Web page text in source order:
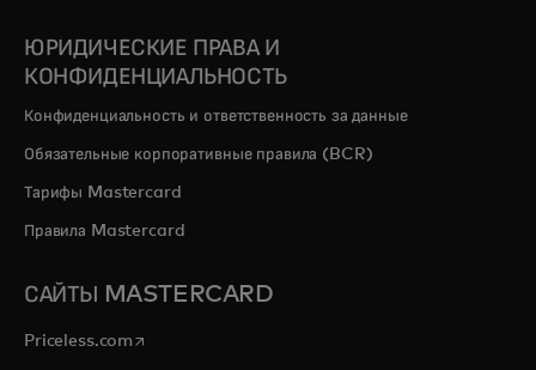
ЮРИДИЧЕСКИЕ ПРАВА И
КОНФИДЕНЦИАЛЬНОСТЬ
Конфиденциальность и ответственность за данные
Обязательные корпоративные правила (BCR)
Тарифы Mastercard
Правила Mastercard
САЙТЫ MASTERCARD
Priceless.com opens in a new tab